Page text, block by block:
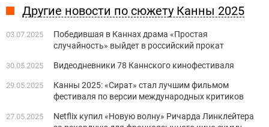
Другие новости по сюжету Канны 2025
03.07.2025
Победившая в Каннах драма «Простая
случайность» выйдет в российский прокат
30.05.2025 Видеодневники 78 Каннского кинофестиваля
29.05.2025
Канны 2025: «Сират» стал лучшим фильмом
фестиваля по версии международных критиков
27.05.2025
Netflix купил «Новую волну» Ричарда Линклейтера